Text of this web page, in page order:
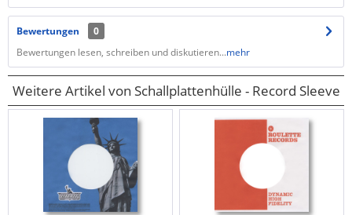
Bewertungen
0
Bewertungen lesen, schreiben und diskutieren...mehr
Weitere Artikel von Schallplattenhülle - Record Sleeve